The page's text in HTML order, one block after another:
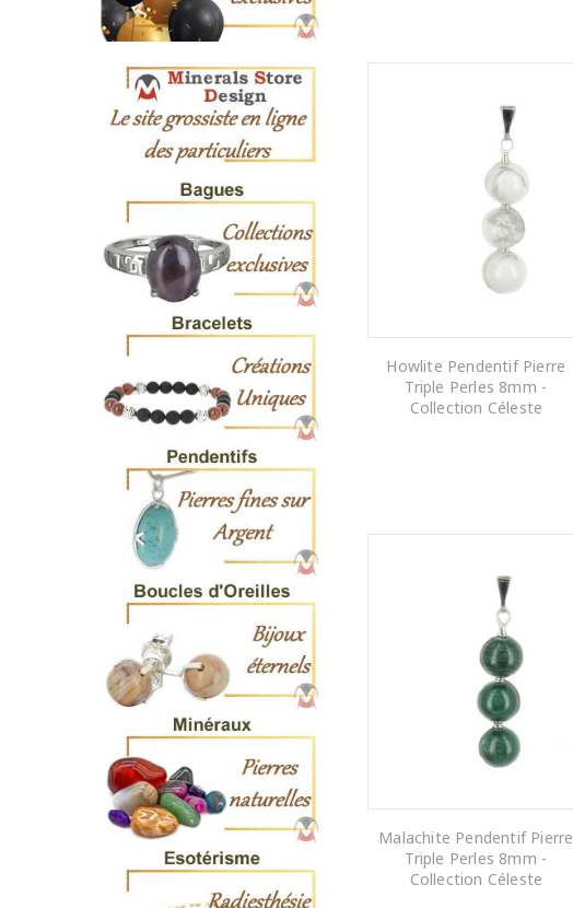
Howlite Pendentif Pierre
Triple Perles 8mm -
Collection Céleste
Malachite Pendentif Pierre
Triple Perles 8mm -
Collection Céleste